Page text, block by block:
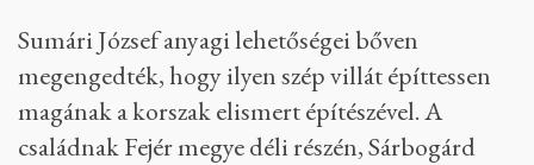
Sumári József anyagi lehetőségei bőven
megengedték, hogy ilyen szép villát építtessen
magának a korszak elismert építészével. A
családnak Fejér megye déli részén, Sárbogárd